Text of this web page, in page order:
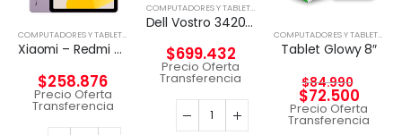
TABLETA COMPUTADORES Y TABLETS,
Xiaomi – Redmi Pad SE – Android – Snapdragon 680 – 49949
$258.876
Precio Oferta
Transferencia
COMPUTADORES Y TABLETS, NOTEBOOK
Dell Vostro 3420 – Notebook – 14″ – 1366 x 768 LED – Intel Core I5-1135G7
$699.432
Precio Oferta
Transferencia
COMPUTADORES Y TABLETS
Tablet Glowy 8″
$84.990
$72.500
Precio Oferta
Transferencia